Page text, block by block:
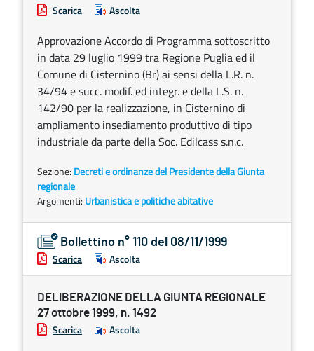
Scarica Ascolta
Approvazione Accordo di Programma sottoscritto
in data 29 luglio 1999 tra Regione Puglia ed il
Comune di Cisternino (Br) ai sensi della L.R. n.
34/94 e succ. modif. ed integr. e della L.S. n.
142/90 per la realizzazione, in Cisternino di
ampliamento insediamento produttivo di tipo
industriale da parte della Soc. Edilcass s.n.c.
Sezione: Decreti e ordinanze del Presidente della Giunta
regionale
Argomenti: Urbanistica e politiche abitative
Bollettino n° 110 del 08/11/1999
Scarica Ascolta
DELIBERAZIONE DELLA GIUNTA REGIONALE
27 ottobre 1999, n. 1492
Scarica Ascolta